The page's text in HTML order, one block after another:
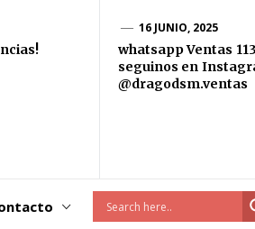
16 JUNIO, 2025
whatsapp Ventas
seguinos en
@dragodsm.ventas